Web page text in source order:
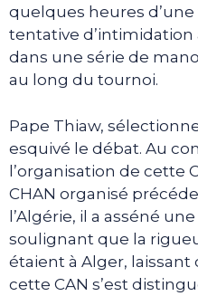
quelques heures
tentative d’intimidation
dans une série de
au long du tournoi.
Pape Thiaw,
esquivé le débat. Au
l’organisation de cette
CHAN organisé
l’Algérie, il a asséné
soulignant que la
étaient à Alger,
cette CAN s’est